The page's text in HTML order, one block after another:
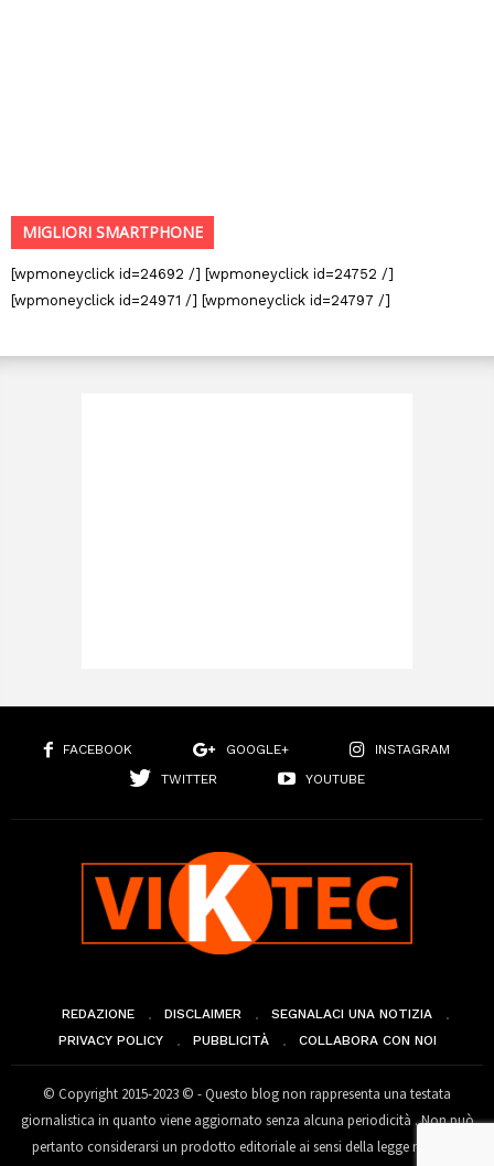
MIGLIORI SMARTPHONE
[wpmoneyclick id=24692 /] [wpmoneyclick id=24752 /]
[wpmoneyclick id=24971 /] [wpmoneyclick id=24797 /]
FACEBOOK GOOGLE+
INSTAGRAM
TWITTER
YOUTUBE
REDAZIONE DISCLAIMER
SEGNALACI UNA NOTIZIA
PRIVACY POLICY
PUBBLICITÀ COLLABORA CON NOI
© Copyright 2015-2023 © - Questo blog non rappresenta una testata
giornalistica in quanto viene aggiornato senza alcuna periodicità . Non può
pertanto considerarsi un prodotto editoriale ai sensi della legge n° 62 del